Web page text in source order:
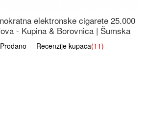
elektronske cigarete 25.000
- Kupina & Borovnica | Šumska
MješavinaRecenzije kupaca(11)